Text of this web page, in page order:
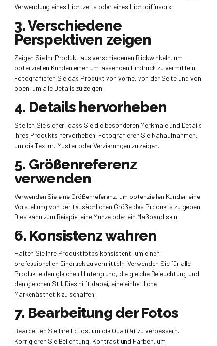
Verwendung eines Lichtzelts oder eines Lichtdiffusors.
3. Verschiedene
Perspektiven zeigen
Zeigen Sie Ihr Produkt aus verschiedenen Blickwinkeln, um
potenziellen Kunden einen umfassenden Eindruck zu vermitteln.
Fotografieren Sie das Produkt von vorne, von der Seite und von
oben, um alle Details zu zeigen.
4. Details hervorheben
Stellen Sie sicher, dass Sie die besonderen Merkmale und Details
Ihres Produkts hervorheben. Fotografieren Sie Nahaufnahmen,
um die Textur, Muster oder Verzierungen zu zeigen.
5. Größenreferenz
verwenden
Verwenden Sie eine Größenreferenz, um potenziellen Kunden eine
Vorstellung von der tatsächlichen Größe des Produkts zu geben.
Dies kann zum Beispiel eine Münze oder ein Maßband sein.
6. Konsistenz wahren
Halten Sie Ihre Produktfotos konsistent, um einen
professionellen Eindruck zu vermitteln. Verwenden Sie für alle
Produkte den gleichen Hintergrund, die gleiche Beleuchtung und
den gleichen Stil. Dies hilft dabei, eine einheitliche
Markenästhetik zu schaffen.
7. Bearbeitung der Fotos
Bearbeiten Sie Ihre Fotos, um die Qualität zu verbessern.
Korrigieren Sie Belichtung, Kontrast und Farben, um